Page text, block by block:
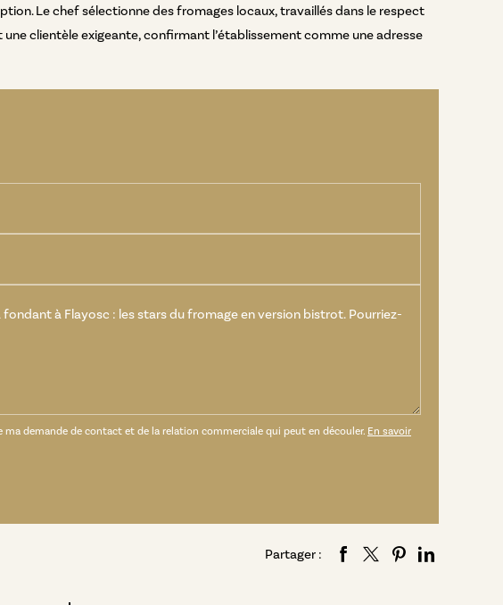
Le chef sélectionne des fromages locaux, travaillés dans le respect
clientèle exigeante, confirmant l’établissement comme une adresse
ma demande de contact et de la relation commerciale qui peut en découler. En savoir
Partager :